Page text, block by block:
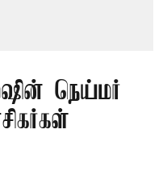
நெய்மர்